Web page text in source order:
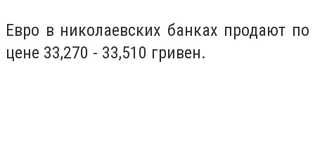
Евро в николаевских банках продают по
цене 33,270 - 33,510 гривен.